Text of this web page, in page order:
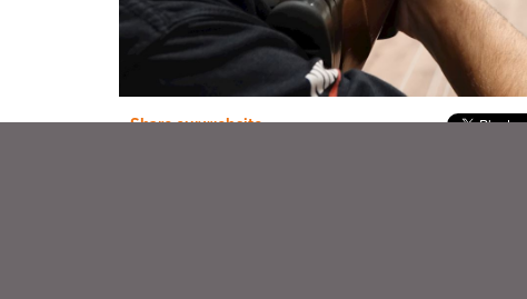
Share our website